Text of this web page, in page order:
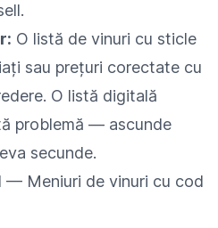
O listă de vinuri cu sticle
sau prețuri corectate cu
O listă digitală
problemă — ascunde
secunde.
— Meniuri de vinuri cu cod